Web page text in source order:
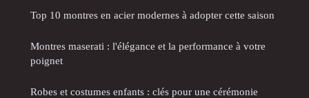
Top 10 montres en acier modernes à adopter cette saison
Montres maserati : l'élégance et la performance à votre
poignet
Robes et costumes enfants : clés pour une cérémonie